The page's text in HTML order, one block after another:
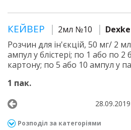
КЕЙВЕР 2мл №10
Розчин для ін'єкцій, 50 мг/ 2
ампул у блістері; по 1 або по 2
картону; по 5 або 10 ампул у
1 пак.
28.09.2019
Розподіл за категоріями